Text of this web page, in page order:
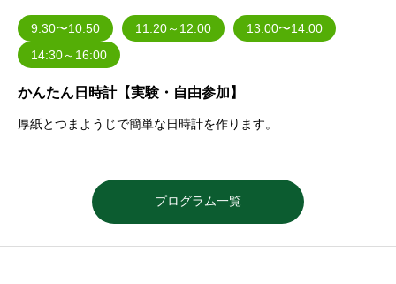
9:30〜10:50 11:20～12:00
13:00〜14:00
14:30～16:00
かんたん日時計【実験・自由参加】
厚紙とつまようじで簡単な日時計を作ります。
プログラム一覧